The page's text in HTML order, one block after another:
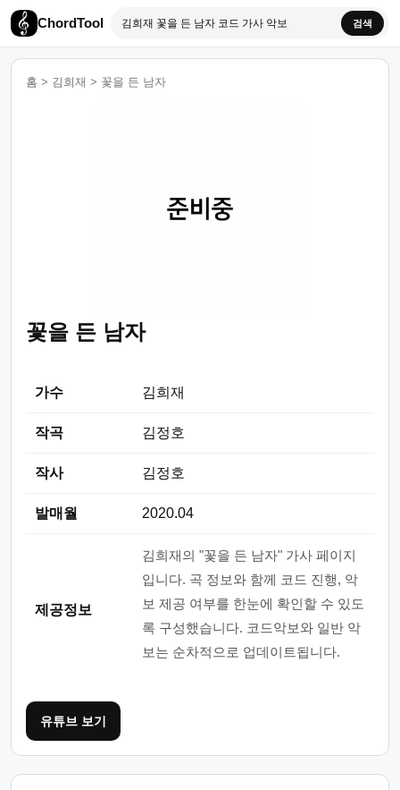
ChordTool 검색
홈 > 김희재 > 꽃을 든 남자
꽃을 든 남자
가수 김희재
작곡 김정호
작사 김정호
발매월 2020.04
제공정보
김희재의 "꽃을 든 남자" 가사 페이지
입니다. 곡 정보와 함께 코드 진행, 악
보 제공 여부를 한눈에 확인할 수 있도
록 구성했습니다. 코드악보와 일반 악
보는 순차적으로 업데이트됩니다.
유튜브 보기